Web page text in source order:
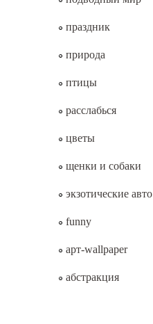
праздник
природа
птицы
расслабься
цветы
щенки и собаки
экзотические авто
funny
арт-wallpaper
абстракция